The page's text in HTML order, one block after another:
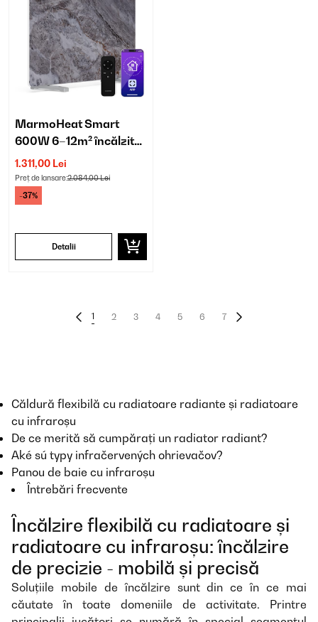
MarmoHeat Smart
600W 6–12m² încălzitor
cu infraroșu Gri
1.311,00 Lei
Preț de lansare:2.084,00 Lei
-37%
Detalii
1 2 3 4 5 6 7
Căldură flexibilă cu radiatoare radiante și radiatoare
cu infraroșu
De ce merită să cumpărați un radiator radiant?
Aké sú typy infračervených ohrievačov?
Panou de baie cu infraroșu
Întrebări frecvente
Încălzire flexibilă cu radiatoare și
radiatoare cu infraroșu: încălzire
de precizie - mobilă și precisă
Soluțiile mobile de încălzire sunt din ce în ce mai
căutate în toate domeniile de activitate. Printre